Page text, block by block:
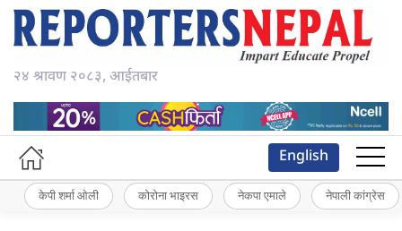
२४ श्रावण २०८३, आईतबार
English
केपी शर्मा ओली कोरोना भाइरस नेकपा एमाले नेपाली कांग्रेस